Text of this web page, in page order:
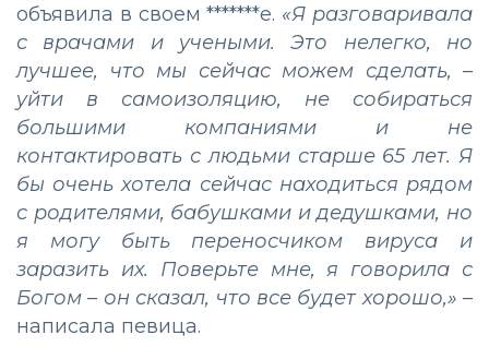
объявила в своем *******е. «Я разговаривала
с врачами и учеными. Это нелегко, но
лучшее, что мы сейчас можем сделать, –
уйти в самоизоляцию, не собираться
большими компаниями и не
контактировать с людьми старше 65 лет. Я
бы очень хотела сейчас находиться рядом
с родителями, бабушками и дедушками, но
я могу быть переносчиком вируса и
заразить их. Поверьте мне, я говорила с
Богом – он сказал, что все будет хорошо,» –
написала певица.